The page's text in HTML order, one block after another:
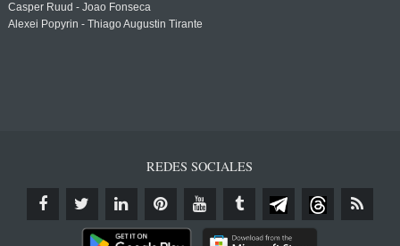
Casper Ruud - Joao Fonseca
Alexei Popyrin - Thiago Augustin Tirante
REDES SOCIALES